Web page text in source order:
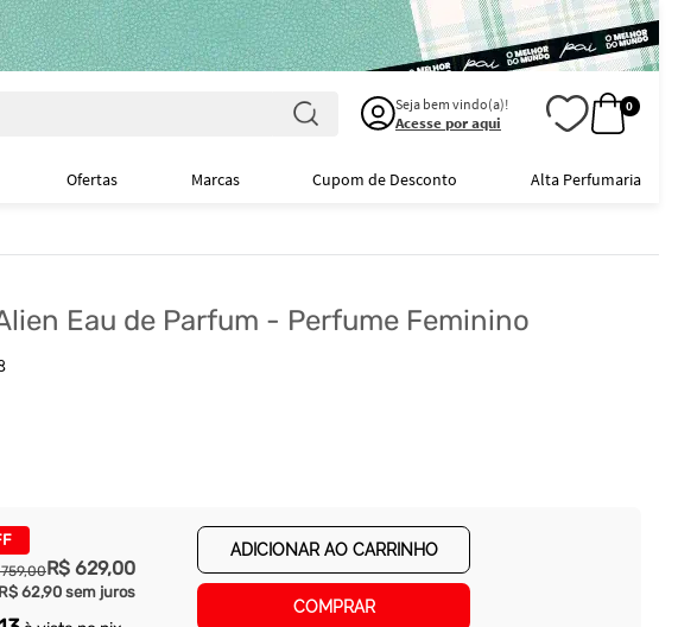
Seja bem vindo(a)!
Acesse por aqui
0
Ofertas Marcas Cupom de Desconto Alta Perfumaria
Eau de Parfum - Perfume Feminino
R$ 629,00
759,00
R$ 62,90 sem juros
ADICIONAR AO CARRINHO
COMPRAR